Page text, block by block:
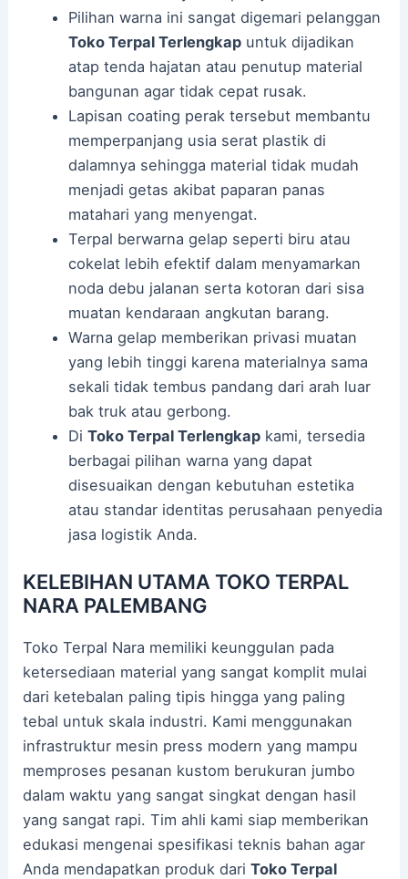
Pilihan warna ini sangat digemari pelanggan
Toko Terpal Terlengkapuntuk dijadikan
atap tenda hajatan atau penutup material
bangunan agar tidak cepat rusak.
Lapisan coating perak tersebut membantu
memperpanjang usia serat plastik di
dalamnya sehingga material tidak mudah
menjadi getas akibat paparan panas
matahari yang menyengat.
Terpal berwarna gelap seperti biru atau
cokelat lebih efektif dalam menyamarkan
noda debu jalanan serta kotoran dari sisa
muatan kendaraan angkutan barang.
Warna gelap memberikan privasi muatan
yang lebih tinggi karena materialnya sama
sekali tidak tembus pandang dari arah luar
bak truk atau gerbong.
Di Toko Terpal Terlengkapkami, tersedia
berbagai pilihan warna yang dapat
disesuaikan dengan kebutuhan estetika
atau standar identitas perusahaan penyedia
jasa logistik Anda.
KELEBIHAN UTAMA TOKO TERPAL
NARA PALEMBANG
Toko Terpal Nara memiliki keunggulan pada
ketersediaan material yang sangat komplit mulai
dari ketebalan paling tipis hingga yang paling
tebal untuk skala industri. Kami menggunakan
infrastruktur mesin press modern yang mampu
memproses pesanan kustom berukuran jumbo
dalam waktu yang sangat singkat dengan hasil
yang sangat rapi. Tim ahli kami siap memberikan
edukasi mengenai spesifikasi teknis bahan agar
Anda mendapatkan produk dariToko Terpal